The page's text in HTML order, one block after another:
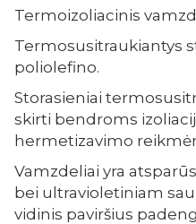
Termoizoliacinis
Termosusitraukiantys
poliolefino.
Storasieniai
skirti bendroms
hermetizavimo
Vamzdeliai yra
bei ultravioletiniam
vidinis paviršius